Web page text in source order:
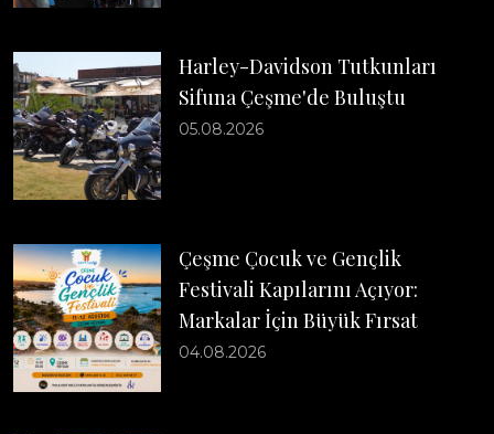
Harley-Davidson Tutkunları
Sifuna Çeşme'de Buluştu
05.08.2026
Çeşme Çocuk ve Gençlik
Festivali Kapılarını Açıyor:
Markalar İçin Büyük Fırsat
04.08.2026